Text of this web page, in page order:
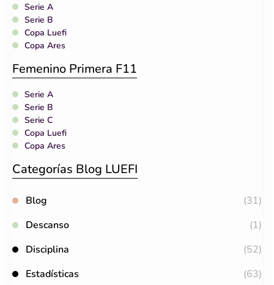
Serie A
Serie B
Copa Luefi
Copa Ares
Femenino Primera F11
Serie A
Serie B
Serie C
Copa Luefi
Copa Ares
Categorías Blog LUEFI
Blog
(31)
Descanso
(1)
Disciplina
(52)
Estadísticas
(63)